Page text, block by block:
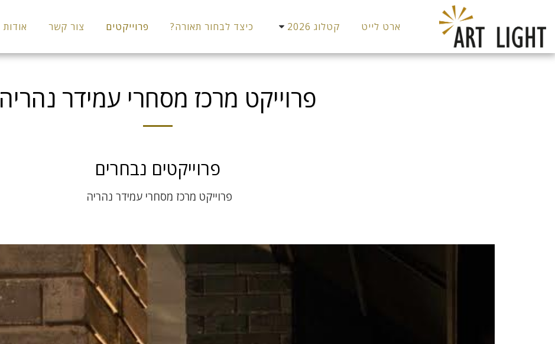
ארט לייט קטלוג 2026 כיצד לבחור תאורה? פרוייקטים צור קשר אודות
פרוייקט מרכז מסחרי עמידר נהריה
פרוייקטים נבחרים
פרוייקט מרכז מסחרי עמידר נהריה